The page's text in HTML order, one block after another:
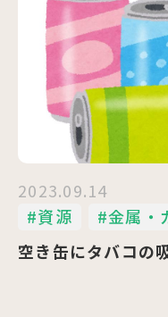
2023.09.14
#資源
#金属・
空き缶にタバコの